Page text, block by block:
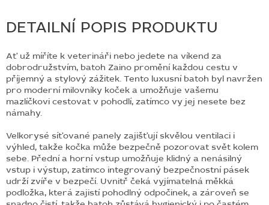
DETAILNÍ POPIS PRODUKTU
Ať už míříte k veterináři nebo jedete na víkend za
dobrodružstvím, batoh Zaino promění každou cestu v
příjemný a stylový zážitek. Tento luxusní batoh byl navržen
pro moderní milovníky koček a umožňuje vašemu
mazlíčkovi cestovat v pohodlí, zatímco vy jej nesete bez
námahy.
Velkorysé síťované panely zajišťují skvělou ventilaci i
výhled, takže kočka může bezpečně pozorovat svět kolem
sebe. Přední a horní vstup umožňuje klidný a nenásilný
vstup i výstup, zatímco integrovaný bezpečnostní pásek
udrží zvíře v bezpečí. Uvnitř čeká vyjímatelná měkká
podložka, která zajistí pohodlný odpočinek, a zároveň se